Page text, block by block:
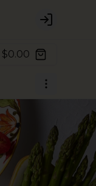
Login
$0.00